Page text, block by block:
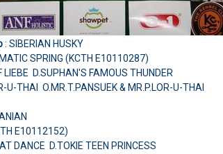
: SIBERIAN HUSKY
SPRING (KCTH E10110287)
D.SUPHAN'S FAMOUS THUNDER
U-THAI O.MR.T.PANSUEK & MR.P.LOR-U-THAI
E10112152)
DANCE D.TOKIE TEEN PRINCESS